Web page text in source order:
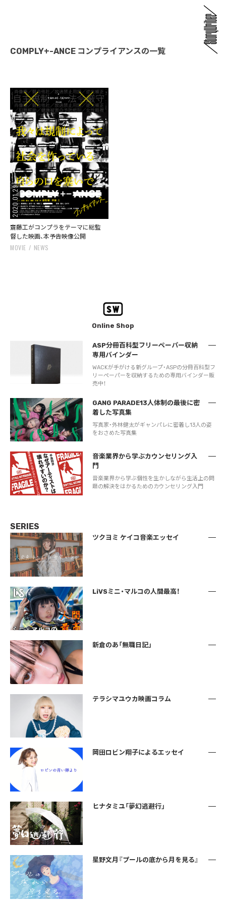
COMPLY+-ANCE コンプライアンスの一覧
2020.01.29
齋藤工がコンプラをテーマに総監
督した映画、本予告映像公開
MOVIE NEWS
Online Shop
ASP分冊百科型フリーペーパー収納
専用バインダー
WACKが手がける新グループ・ASPの分冊百科型フ
リーペーパーを収納するための専用バインダー販
売中！
GANG PARADE13人体制の最後に密
着した写真集
写真家・外林健太がギャンパレに密着し13人の姿
をおさめた写真集
音楽業界から学ぶカウンセリング入
門
音楽業界から学ぶ個性を生かしながら生活上の問
題の解決をはかるためのカウンセリング入門
SERIES
ツクヨミ ケイコ音楽エッセイ
LiVSミニ・マルコの人間最高！
新倉のあ「無職日記」
テラシマユウカ映画コラム
岡田ロビン翔子によるエッセイ
ヒナタミユ「夢幻逃避行」
星野文月『プールの底から月を見る』